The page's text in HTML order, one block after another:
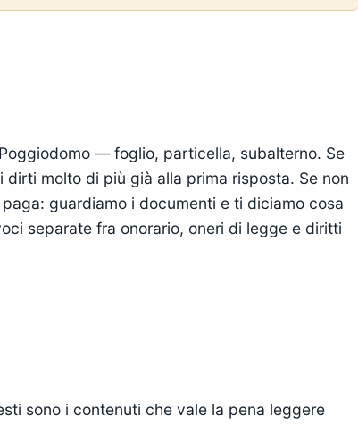
— foglio, particella, subalterno. Se
molto di più già alla prima risposta. Se non
guardiamo i documenti e ti diciamo cosa
separate fra onorario, oneri di legge e diritti
sono i contenuti che vale la pena leggere